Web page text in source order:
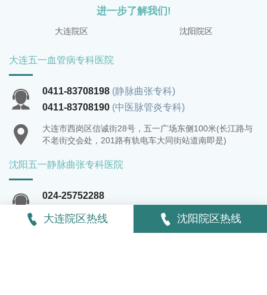
进一步了解我们!
大连院区 沈阳院区
大连五一血管病专科医院
0411-83708198 (静脉曲张专科)
0411-83708190 (中医脉管炎专科)
大连市西岗区信诚街28号，五一广场东侧100米(长江路与
不老街交会处，201路有轨电车大同街站道南即是)
沈阳五一静脉曲张专科医院
024-25752288
024-25762288
沈阳市铁西区建设东路30-1号(沈阳站西广场南行600米，
大连院区热线 沈阳院区热线